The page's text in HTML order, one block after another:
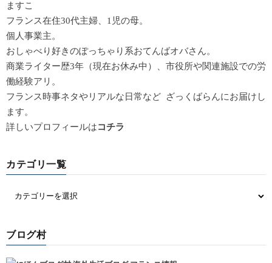
ますこ
フランス在住30代主婦、1児の母。
個人事業主。
おしゃべり好きのぽっちゃり系おてんばオバさん。
商業ライター歴3年（現在お休み中）、市役所や関連施設での労
働経験アリ。
フランス時事ネタやリアルな日常など ざっくばらんにお届けし
ます。
詳しいプロフィールはコチラ
カテゴリ一覧
ブログ村